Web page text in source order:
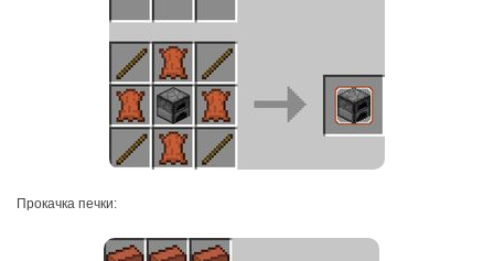
Прокачка печки: